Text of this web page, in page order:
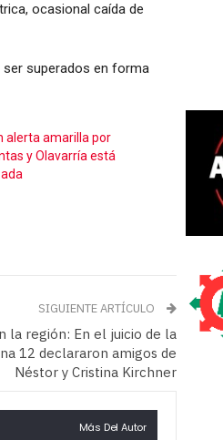
ocasional caída de
ser superados en forma
alerta amarilla por
y Olavarría está
SIGUIENTE ARTÍCULO
la región: En el juicio de la
12 declararon amigos de
Néstor y Cristina Kirchner
Más Del Autor